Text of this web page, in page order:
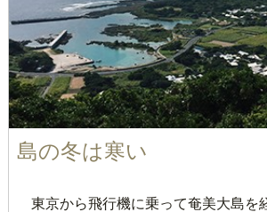
島の冬は寒い
東京から飛行機に乗って奄美大島を